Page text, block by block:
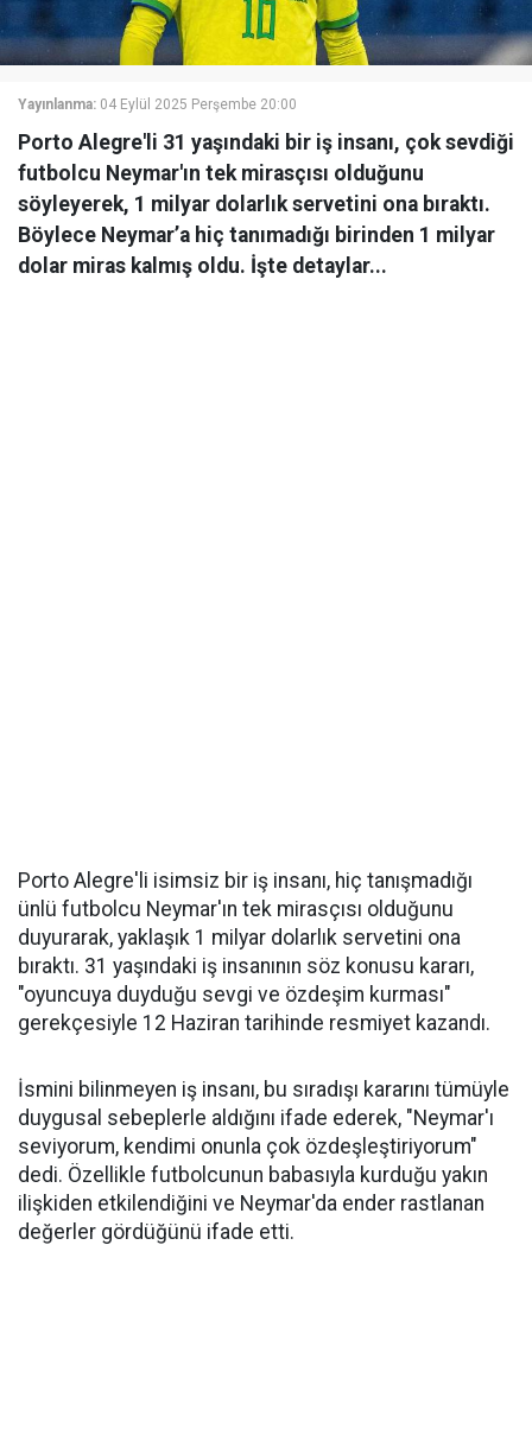
Yayınlanma: 04 Eylül 2025 Perşembe 20:00
Porto Alegre'li 31 yaşındaki bir iş insanı, çok sevdiği
futbolcu Neymar'ın tek mirasçısı olduğunu
söyleyerek, 1 milyar dolarlık servetini ona bıraktı.
Böylece Neymar’a hiç tanımadığı birinden 1 milyar
dolar miras kalmış oldu. İşte detaylar...
Porto Alegre'li isimsiz bir iş insanı, hiç tanışmadığı
ünlü futbolcu Neymar'ın tek mirasçısı olduğunu
duyurarak, yaklaşık 1 milyar dolarlık servetini ona
bıraktı. 31 yaşındaki iş insanının söz konusu kararı,
"oyuncuya duyduğu sevgi ve özdeşim kurması"
gerekçesiyle 12 Haziran tarihinde resmiyet kazandı.
İsmini bilinmeyen iş insanı, bu sıradışı kararını tümüyle
duygusal sebeplerle aldığını ifade ederek, "Neymar'ı
seviyorum, kendimi onunla çok özdeşleştiriyorum"
dedi. Özellikle futbolcunun babasıyla kurduğu yakın
ilişkiden etkilendiğini ve Neymar'da ender rastlanan
değerler gördüğünü ifade etti.